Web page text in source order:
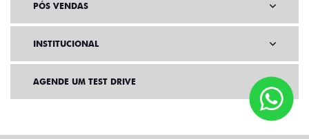
PÓS VENDAS
INSTITUCIONAL
AGENDE UM TEST DRIVE